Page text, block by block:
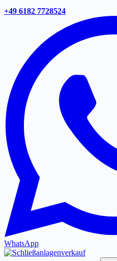
+49 6182 7728524
WhatsApp